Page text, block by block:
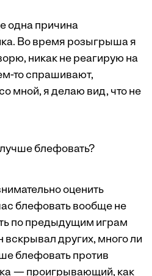
одна причина
Во время розыгрыша я
никак не реагирую на
то спрашивают,
мной, я делаю вид, что не
блефовать?
оценить
блефовать вообще не
по предыдущим играм
вскрывал других, много ли
блефовать против
— проигрывающий, как